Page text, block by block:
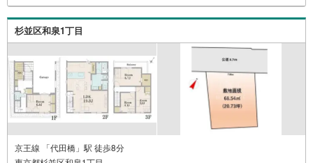
杉並区和泉1丁目
京王線 「代田橋」駅 徒歩8分